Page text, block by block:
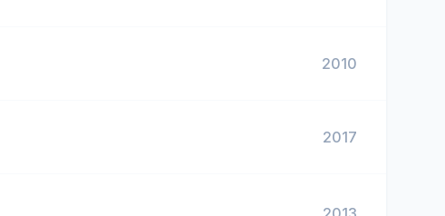
2010
2017